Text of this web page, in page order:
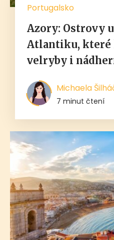
Portugalsko
Azory: Ostrovy
Atlantiku, které
velryby i
Michaela
7 minut čtení